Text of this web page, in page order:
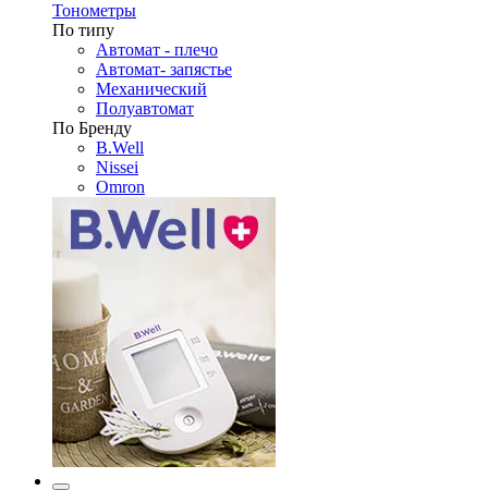
Тонометры
По типу
Автомат - плечо
Автомат- запястье
Механический
Полуавтомат
По Бренду
B.Well
Nissei
Omron